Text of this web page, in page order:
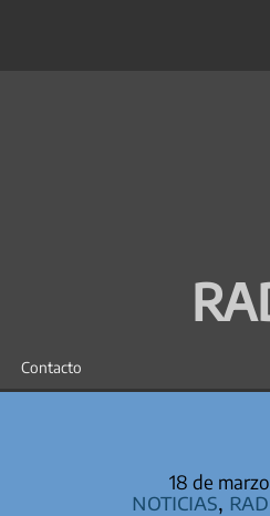
Contacto
18 de
Noticias